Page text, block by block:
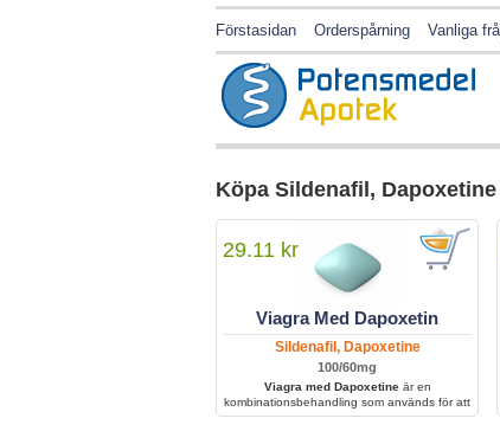
Förstasidan Orderspårning Vanliga
Köpa Sildenafil,
29.11 kr
Viagra Med Dapoxetin
Sildenafil, Dapoxetine
100/60mg
Viagra med Dapoxetineär en
kombinationsbehandling som används för att
behandla erektil dysfunktion och för tidig